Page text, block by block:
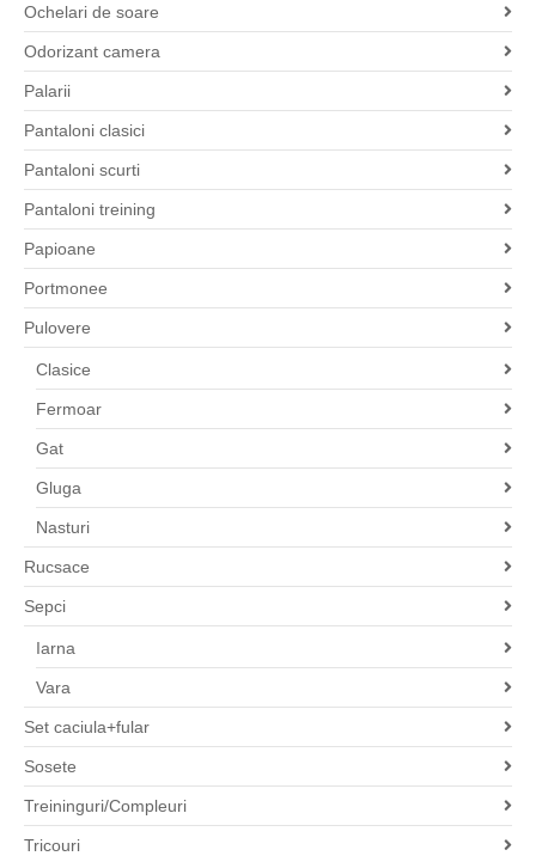
Ochelari de soare
Odorizant camera
Palarii
Pantaloni clasici
Pantaloni scurti
Pantaloni treining
Papioane
Portmonee
Pulovere
Clasice
Fermoar
Gat
Gluga
Nasturi
Rucsace
Sepci
Iarna
Vara
Set caciula+fular
Sosete
Treininguri/Compleuri
Tricouri